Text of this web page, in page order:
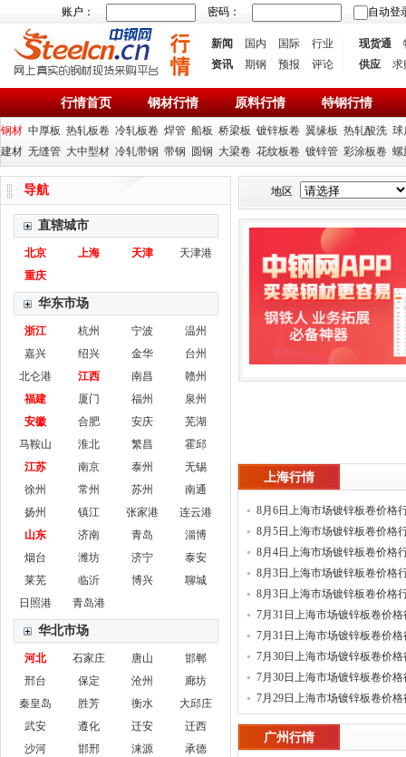
账户： 密码： 自动登
新闻 国内 国际
行业
资讯
期钢 预报 评论
现货通
供应
求
行情首页 钢材行情 原料行情 特钢行情
钢材 中厚板 热轧板卷 冷轧板卷 焊管 船板 桥梁板 镀锌板卷 翼缘板 热轧酸洗 球
建材 无缝管 大中型材 冷轧带钢 带钢 圆钢 大梁卷 花纹板卷 镀锌管 彩涂板卷 螺
导航
直辖城市
北京 上海 天津
天津港
重庆
华东市场
浙江 杭州 宁波
温州
嘉兴
绍兴 金华
台州
北仑港
江西 南昌
赣州
福建
厦门 福州
泉州
安徽
合肥 安庆
芜湖
马鞍山
淮北 繁昌
霍邱
江苏
南京 泰州
无锡
徐州
常州 苏州
南通
扬州
镇江 张家港
连云港
山东
济南 青岛
淄博
烟台
潍坊 济宁
泰安
莱芜
临沂 博兴
聊城
日照港
青岛港
华北市场
河北 石家庄 唐山
邯郸
邢台
保定 沧州
廊坊
秦皇岛
胜芳 衡水
大邱庄
武安
遵化 迁安
迁西
沙河
邯邢 涞源
承德
地区
上海行情
8月6日上海市场镀锌板卷价格
8月5日上海市场镀锌板卷价格
8月4日上海市场镀锌板卷价格
8月3日上海市场镀锌板卷价格
(新)
8月3日上海市场镀锌板卷价格
7月31日上海市场镀锌板卷价格
(新)
7月31日上海市场镀锌板卷价格
7月30日上海市场镀锌板卷价格
(新)
7月30日上海市场镀锌板卷价格
7月29日上海市场镀锌板卷价格
广州行情